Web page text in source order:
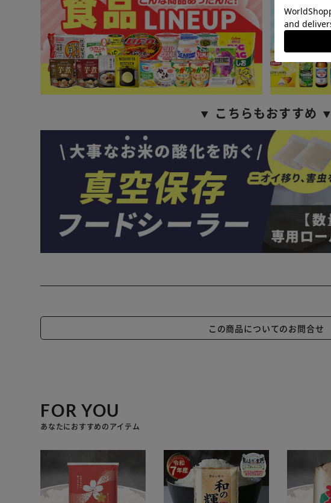
▼ こちらもおすすめ ▼
この商品についてのお問合せ
FOR YOU
あなたにおすすめのアイテム